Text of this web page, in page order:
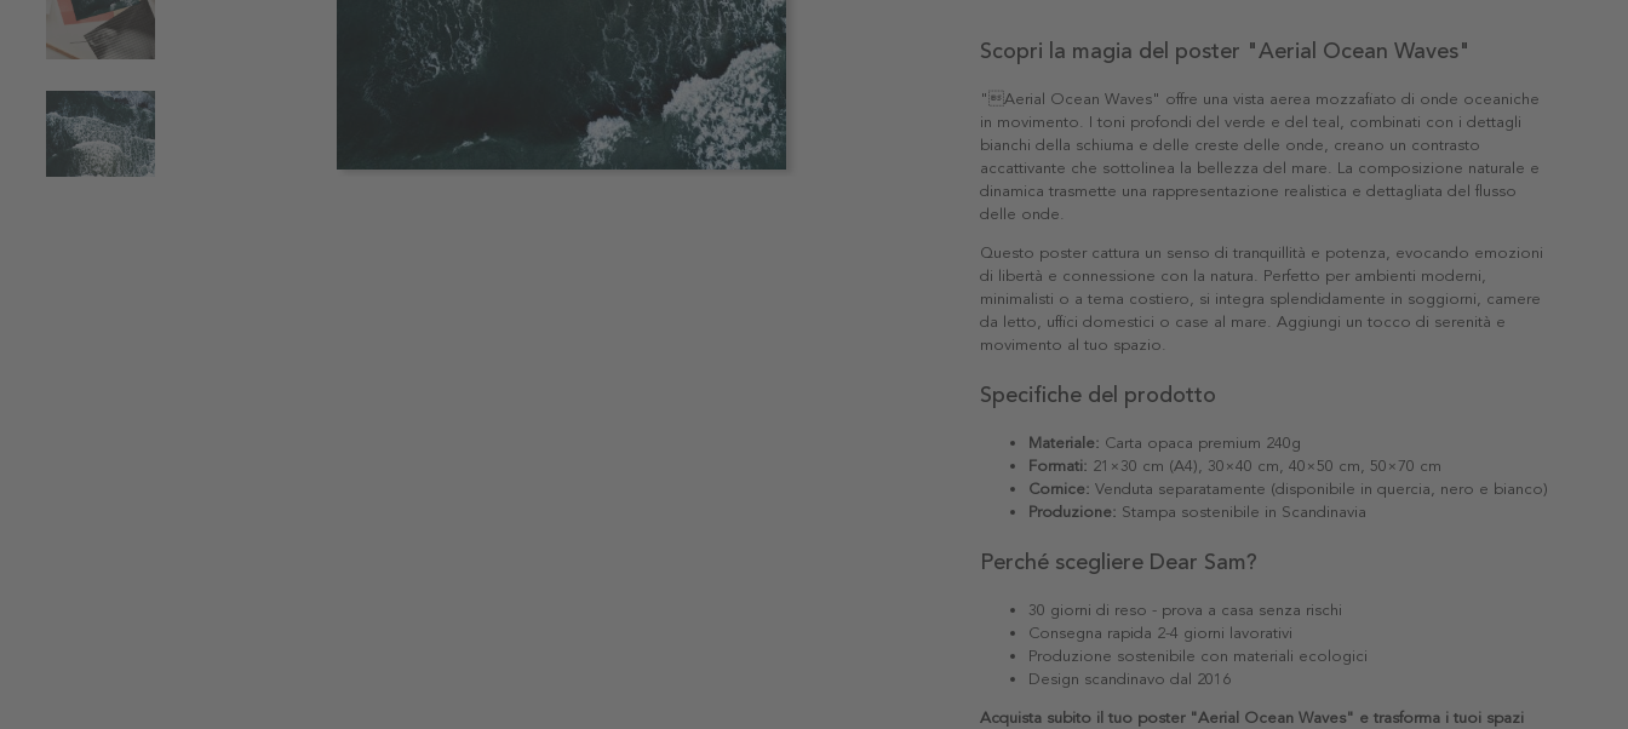
Scopri la magia del poster "Aerial Ocean Waves"
"Aerial Ocean Waves" offre una vista aerea mozzafiato di onde oceaniche
in movimento. I toni profondi del verde e del teal, combinati con i dettagli
bianchi della schiuma e delle creste delle onde, creano un contrasto
accattivante che sottolinea la bellezza del mare. La composizione naturale e
dinamica trasmette una rappresentazione realistica e dettagliata del flusso
delle onde.
Questo poster cattura un senso di tranquillità e potenza, evocando emozioni
di libertà e connessione con la natura. Perfetto per ambienti moderni,
minimalisti o a tema costiero, si integra splendidamente in soggiorni, camere
da letto, uffici domestici o case al mare. Aggiungi un tocco di serenità e
movimento al tuo spazio.
Specifiche del prodotto
Materiale: Carta opaca premium 240g
Formati: 21×30 cm (A4), 30×40 cm, 40×50 cm, 50×70 cm
Cornice: Venduta separatamente (disponibile in quercia, nero e bianco)
Produzione: Stampa sostenibile in Scandinavia
Perché scegliere Dear Sam?
30 giorni di reso - prova a casa senza rischi
Consegna rapida 2-4 giorni lavorativi
Produzione sostenibile con materiali ecologici
Design scandinavo dal 2016
Acquista subito il tuo poster "Aerial Ocean Waves" e trasforma i tuoi spazi